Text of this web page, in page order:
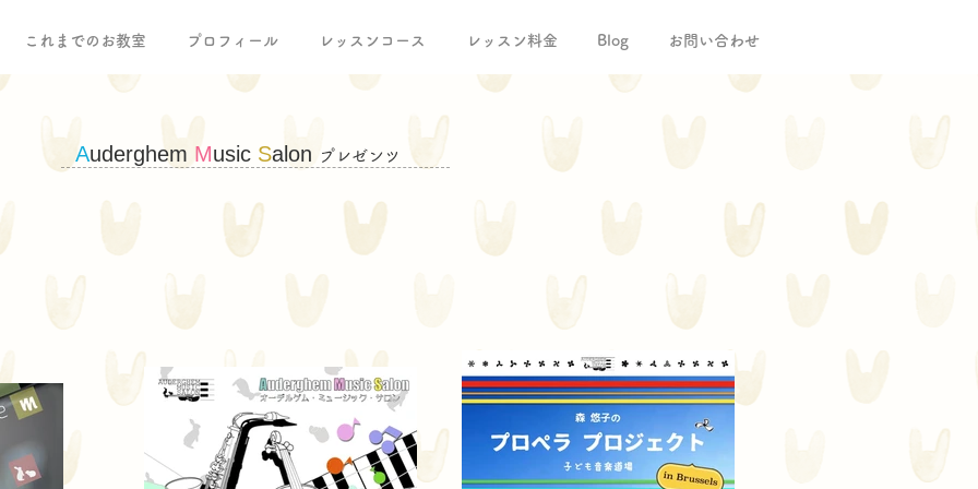
これまでのお教室 プロフィール レッスンコース レッスン料金 Blog お問い合わせ
Auderghem Music Salon プレゼンツ